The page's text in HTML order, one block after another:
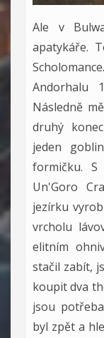
Ale v
apatykáře.
Andorhalu
Následně
druhý
jeden
formičku.
Un'Goro
jezírku
vrcholu
elitním
stačil zabít,
koupit dva
jsou
byl zpět a